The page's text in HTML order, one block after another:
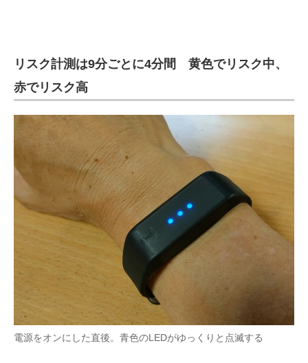
リスク計測は9分ごとに4分間 黄色でリスク中、
赤でリスク高
電源をオンにした直後。青色のLEDがゆっくりと点滅する